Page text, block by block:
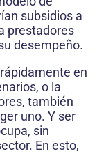
subsidios a
pres­tadores
desempeño.
en
o la
también
uno. Y ser
sin
En esto,